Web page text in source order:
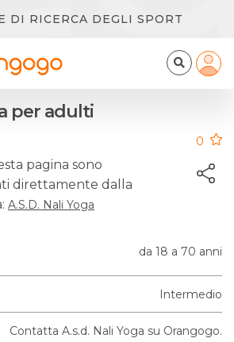
DI RICERCA DEGLI SPORT
per adulti
pagina sono
direttamente dalla
A.s.d. Nali Yoga
0
da 18 a 70 anni
Intermedio
Contatta A.s.d. Nali Yoga su Orangogo.